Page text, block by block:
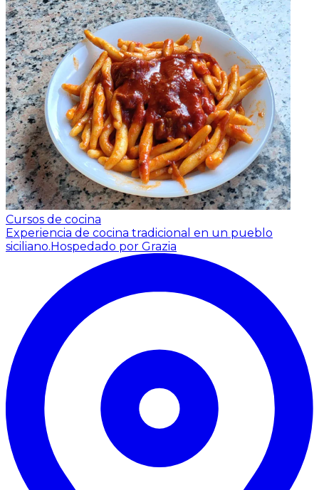
Cursos de cocina
Experiencia de cocina tradicional en un pueblo
siciliano.Hospedado por Grazia